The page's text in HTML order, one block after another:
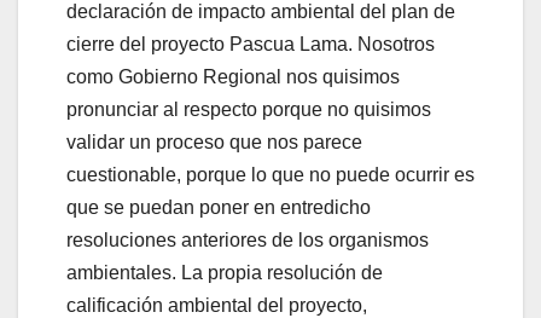
declaración de impacto ambiental del plan de
cierre del proyecto Pascua Lama. Nosotros
como Gobierno Regional nos quisimos
pronunciar al respecto porque no quisimos
validar un proceso que nos parece
cuestionable, porque lo que no puede ocurrir es
que se puedan poner en entredicho
resoluciones anteriores de los organismos
ambientales. La propia resolución de
calificación ambiental del proyecto,